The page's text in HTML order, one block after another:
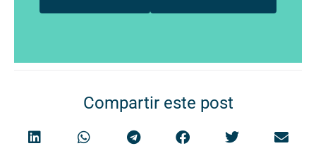
Compartir este post